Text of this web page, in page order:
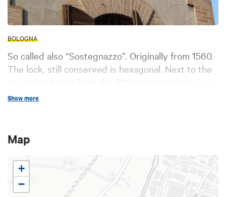
BOLOGNA
So called also “Sostegnazzo”. Originally from 1560.
The lock, still conserved is hexagonal. Next to the
operating house from the 20th century, there is a
paper factory that was producing paper until 1950.
Show more
Map
+
−